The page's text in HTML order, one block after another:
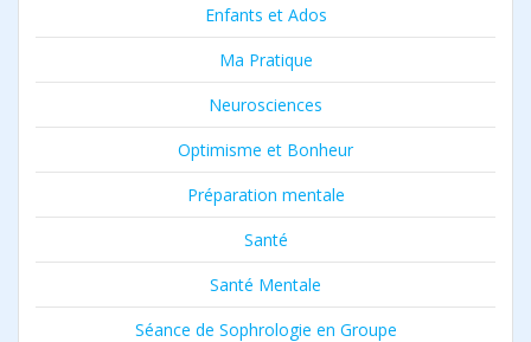
Enfants et Ados
Ma Pratique
Neurosciences
Optimisme et Bonheur
Préparation mentale
Santé
Santé Mentale
Séance de Sophrologie en Groupe